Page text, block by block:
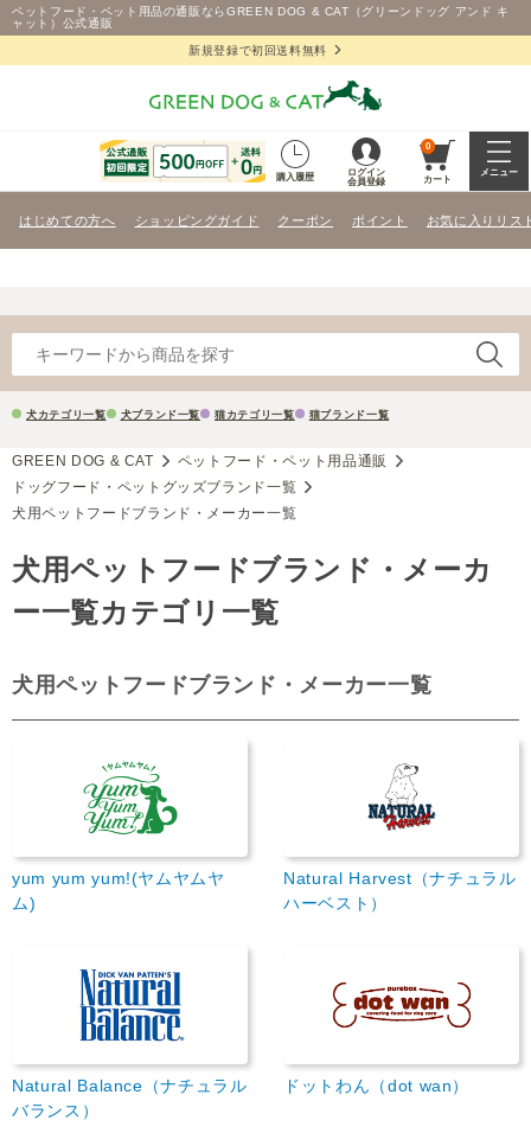
ペットフード・ペット用品の通販ならGREEN DOG & CAT（グリーンドッグ アンド キ
ャット）公式通販
新規登録で初回送料無料
購入履歴
ログイン
会員登録
0
カート
メニュー
はじめての方へ ショッピングガイド クーポン ポイント お気に入りリス
犬カテゴリ一覧 犬ブランド一覧 猫カテゴリ一覧 猫ブランド一覧
GREEN DOG & CAT
ペットフード・ペット用品通販
ドッグフード・ペットグッズブランド一覧
犬用ペットフードブランド・メーカー一覧
犬用ペットフードブランド・メーカ
ー一覧カテゴリ一覧
犬用ペットフードブランド・メーカー一覧
yum yum yum!(ヤムヤムヤ
ム)
Natural Harvest（ナチュラル
ハーベスト）
Natural Balance（ナチュラル
バランス）
ドットわん（dot wan）